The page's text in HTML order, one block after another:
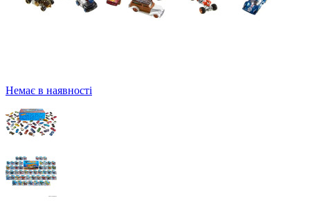
Немає в наявності